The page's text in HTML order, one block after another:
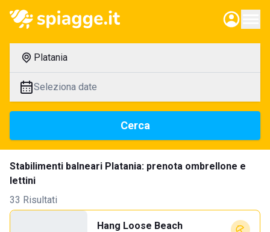
Platania
Seleziona date
Cerca
Stabilimenti balneari Platania: prenota ombrellone e
lettini
33 Risultati
Hang Loose Beach